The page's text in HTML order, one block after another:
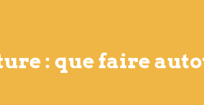
: que faire